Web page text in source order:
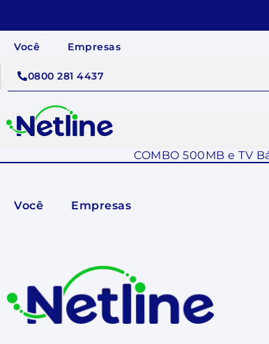
Você Empresas
0800 281 4437
COMBO 500MB e TV
Você Empresas